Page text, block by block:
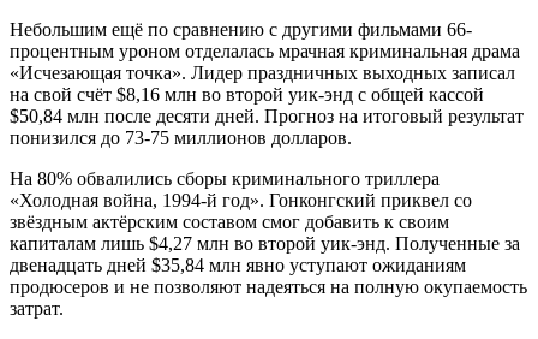
Небольшим ещё по сравнению с другими фильмами 66-
процентным уроном отделалась мрачная криминальная драма
«Исчезающая точка». Лидер праздничных выходных записал
на свой счёт $8,16 млн во второй уик-энд с общей кассой
$50,84 млн после десяти дней. Прогноз на итоговый результат
понизился до 73-75 миллионов долларов.
На 80% обвалились сборы криминального триллера
«Холодная война, 1994-й год». Гонконгский приквел со
звёздным актёрским составом смог добавить к своим
капиталам лишь $4,27 млн во второй уик-энд. Полученные за
двенадцать дней $35,84 млн явно уступают ожиданиям
продюсеров и не позволяют надеяться на полную окупаемость
затрат.